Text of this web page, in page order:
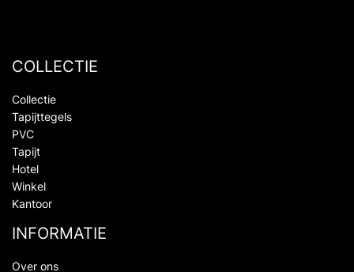
COLLECTIE
Collectie
Tapijttegels
PVC
Tapijt
Hotel
Winkel
Kantoor
INFORMATIE
Over ons